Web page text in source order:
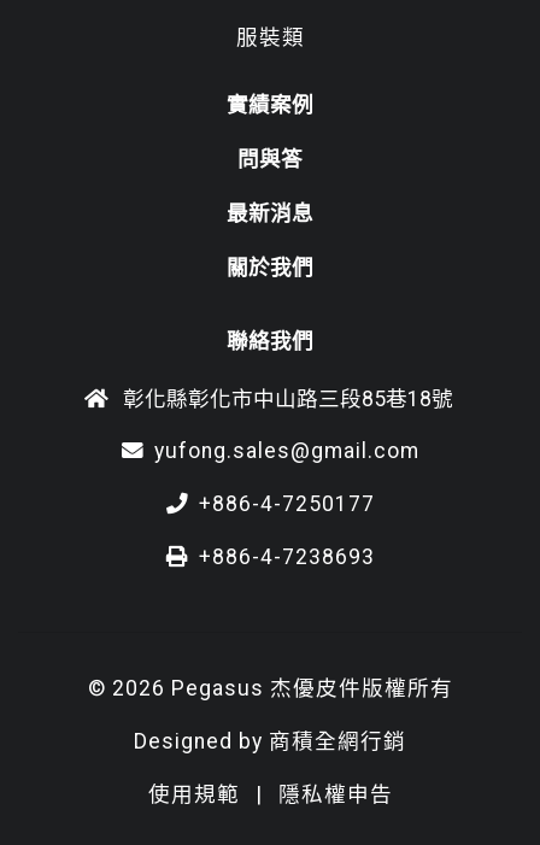
服裝類
實績案例
問與答
最新消息
關於我們
聯絡我們
彰化縣彰化市中山路三段85巷18號
yufong.sales@gmail.com
+886-4-7250177
+886-4-7238693
© 2026 Pegasus 杰優皮件版權所有
Designed by 商積全網行銷
使用規範 | 隱私權申告